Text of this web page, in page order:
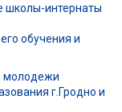
школы-интернаты
обучения и
молодежи
г.Гродно и